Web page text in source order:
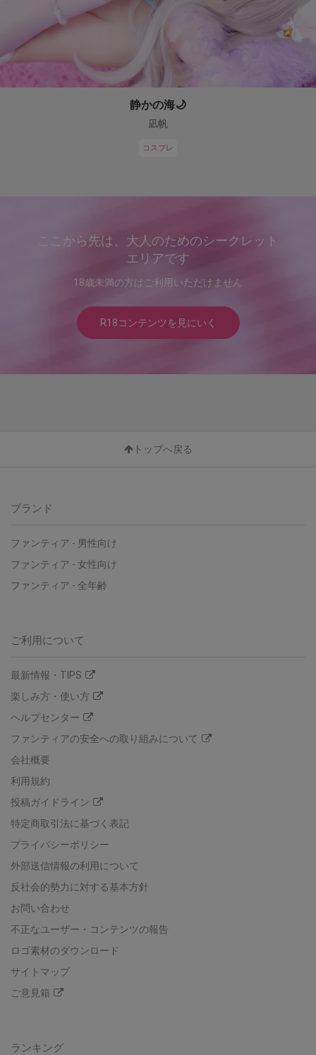
静かの海🌙
凪帆
コスプレ
ここから先は、大人のためのシークレット
エリアです
18歳未満の方はご利用いただけません
R18コンテンツを見にいく
トップへ戻る
ブランド
ファンティア - 男性向け
ファンティア - 女性向け
ファンティア - 全年齢
ご利用について
最新情報・TIPS
楽しみ方・使い方
ヘルプセンター
ファンティアの安全への取り組みについて
会社概要
利用規約
投稿ガイドライン
特定商取引法に基づく表記
プライバシーポリシー
外部送信情報の利用について
反社会的勢力に対する基本方針
お問い合わせ
不正なユーザー・コンテンツの報告
ロゴ素材のダウンロード
サイトマップ
ご意見箱
ランキング